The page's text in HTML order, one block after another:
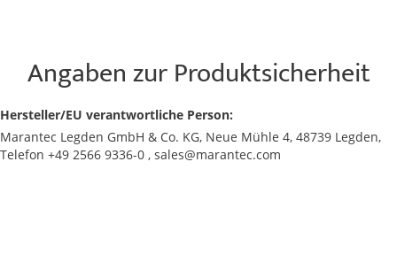
Angaben zur Produktsicherheit
Hersteller/EU verantwortliche Person:
Marantec Legden GmbH & Co. KG, Neue Mühle 4, 48739 Legden,
Telefon +49 2566 9336-0 , sales@marantec.com